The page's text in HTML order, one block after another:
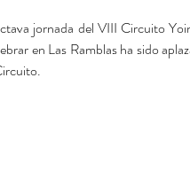
jornada del VIII Circuito
en Las Ramblas ha sido